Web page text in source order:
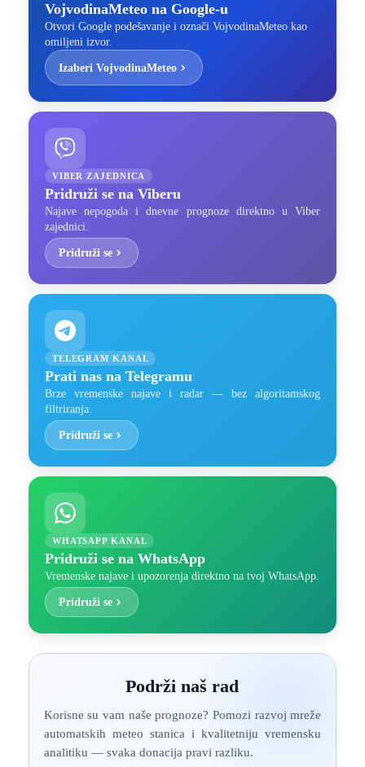
VojvodinaMeteo na Google-u
Otvori Google podešavanje i označi VojvodinaMeteo kao
omiljeni izvor.
Izaberi VojvodinaMeteo
VIBER ZAJEDNICA
Pridruži se na Viberu
Najave nepogoda i dnevne prognoze direktno u Viber
zajednici.
Pridruži se
TELEGRAM KANAL
Prati nas na Telegramu
Brze vremenske najave i radar — bez algoritamskog
filtriranja.
Pridruži se
WHATSAPP KANAL
Pridruži se na WhatsApp
Vremenske najave i upozorenja direktno na tvoj WhatsApp.
Pridruži se
Podrži naš rad
Korisne su vam naše prognoze? Pomozi razvoj mreže
automatskih meteo stanica i kvalitetniju vremensku
analitiku — svaka donacija pravi razliku.